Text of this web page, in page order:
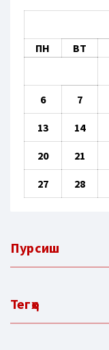
ПН
ВТ
6 7
13 14
20 21
27 28
Пурсиш
Тегҳо